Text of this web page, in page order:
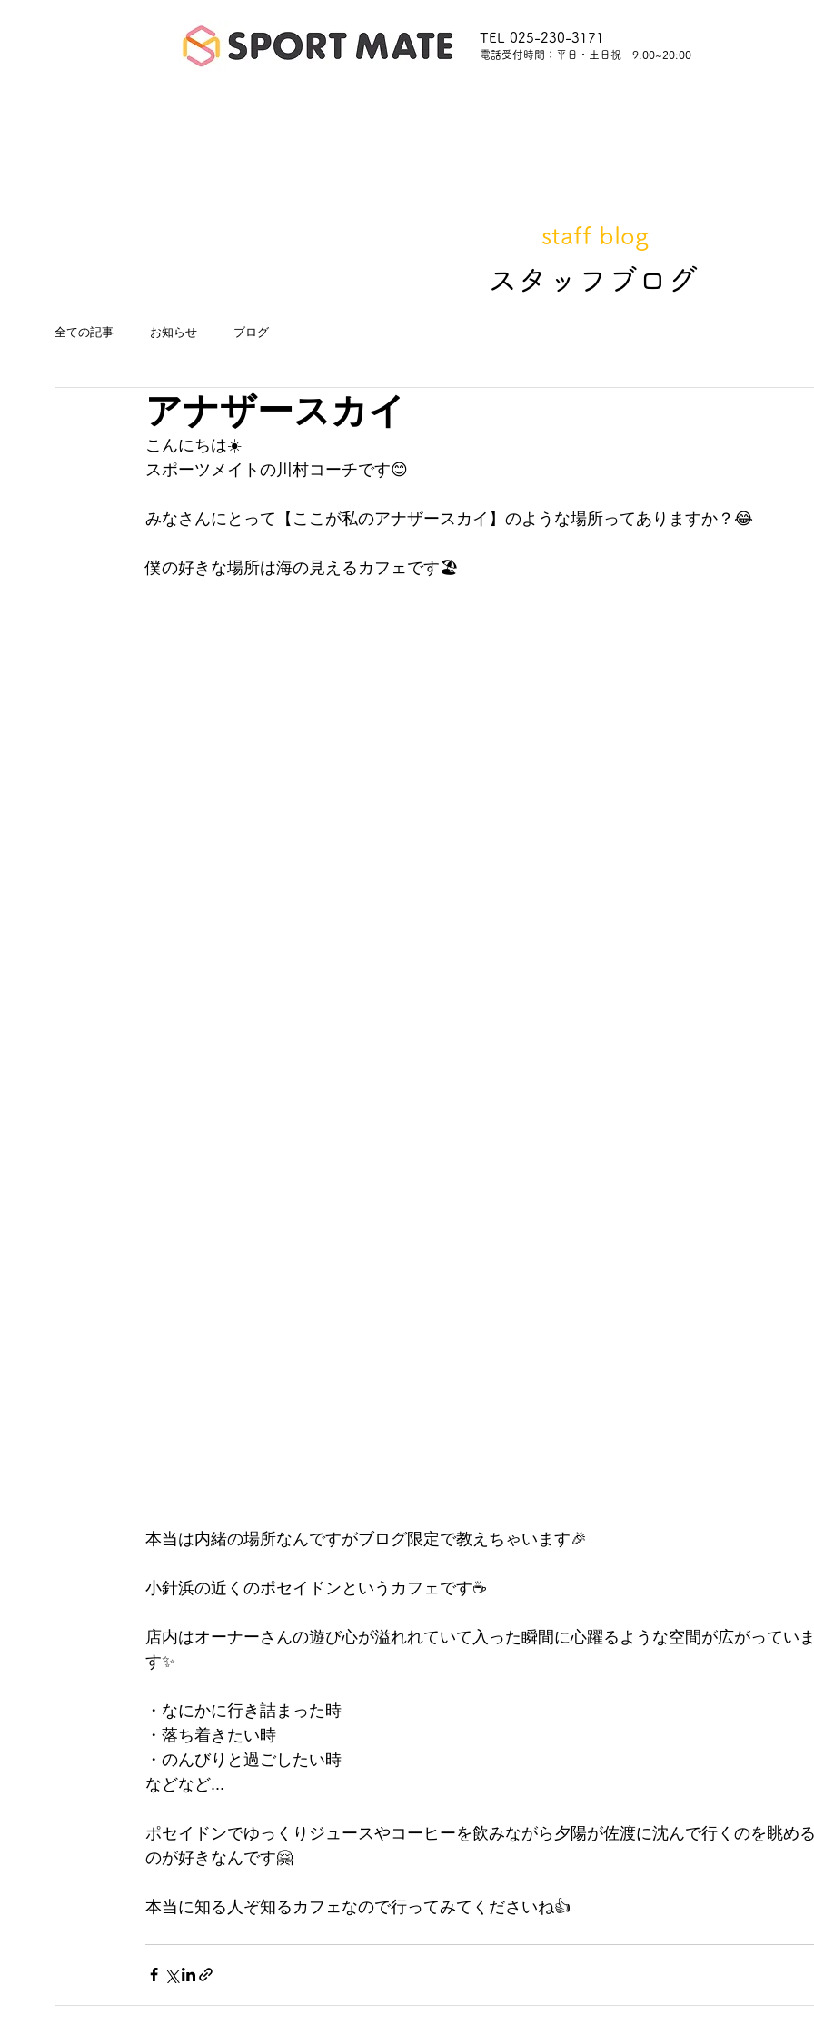
TEL 025-230-3171
​電話受付時間：平日・土日祝 9:00~20:00
全ての記事 お知らせ ブログ
アナザースカイ
こんにちは☀️
スポーツメイトの川村コーチです😊
みなさんにとって【ここが私のアナザースカイ】のような場所ってありますか？😂
僕の好きな場所は海の見えるカフェです🏖
本当は内緒の場所なんですがブログ限定で教えちゃいます🎉
小針浜の近くのポセイドンというカフェです☕️
店内はオーナーさんの遊び心が溢れれていて入った瞬間に心躍るような空間が広がってい
す✨
・なにかに行き詰まった時
・落ち着きたい時
・のんびりと過ごしたい時
などなど...
ポセイドンでゆっくりジュースやコーヒーを飲みながら夕陽が佐渡に沈んで行くのを眺め
のが好きなんです🤗
本当に知る人ぞ知るカフェなので行ってみてくださいね👍
​スタッフブログ
staff blog